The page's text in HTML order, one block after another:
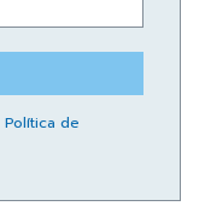
Política de